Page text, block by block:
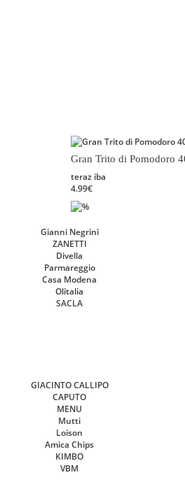
Gran Trito di Pomodoro
teraz iba
4.99€